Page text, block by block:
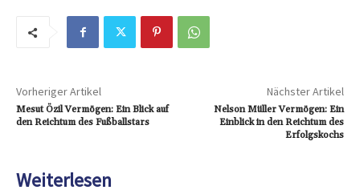
Vorheriger Artikel
Mesut Özil Vermögen: Ein Blick auf
den Reichtum des Fußballstars
Nächster Artikel
Nelson Müller Vermögen: Ein
Einblick in den Reichtum des
Erfolgskochs
Weiterlesen